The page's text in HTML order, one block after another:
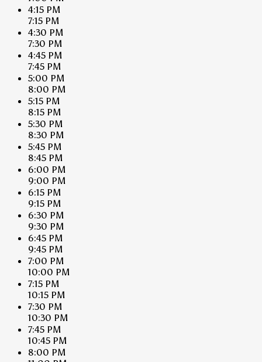
4:15 PM
7:15 PM
4:30 PM
7:30 PM
4:45 PM
7:45 PM
5:00 PM
8:00 PM
5:15 PM
8:15 PM
5:30 PM
8:30 PM
5:45 PM
8:45 PM
6:00 PM
9:00 PM
6:15 PM
9:15 PM
6:30 PM
9:30 PM
6:45 PM
9:45 PM
7:00 PM
10:00 PM
7:15 PM
10:15 PM
7:30 PM
10:30 PM
7:45 PM
10:45 PM
8:00 PM